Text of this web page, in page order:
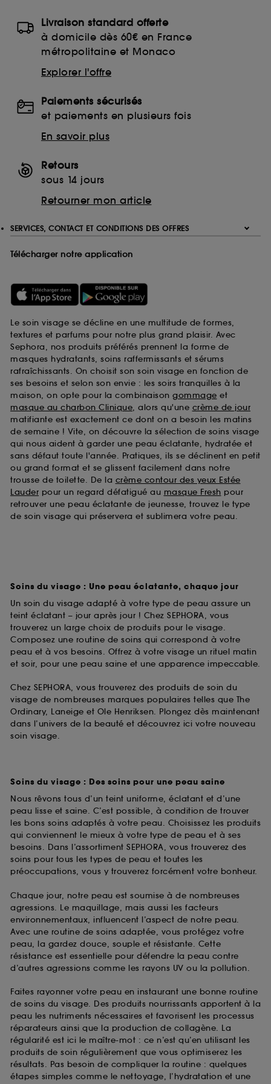
Livraison standard offerte
à domicile dès 60€ en France
métropolitaine et Monaco
Explorer l'offre
Paiements sécurisés
et paiements en plusieurs fois
En savoir plus
Retours
sous 14 jours
Retourner mon article
SERVICES, CONTACT ET CONDITIONS DES OFFRES
Télécharger notre application
Le soin visage se décline en une multitude de formes,
textures et parfums pour notre plus grand plaisir. Avec
Sephora, nos produits préférés prennent la forme de
masques hydratants, soins raffermissants et sérums
rafraîchissants. On choisit son soin visage en fonction de
ses besoins et selon son envie : les soirs tranquilles à la
maison, on opte pour la combinaison gommage et
masque au charbon Clinique, alors qu'une crème de jour
matifiante est exactement ce dont on a besoin les matins
de semaine ! Vite, on découvre la sélection de soins visage
qui nous aident à garder une peau éclatante, hydratée et
sans défaut toute l'année. Pratiques, ils se déclinent en petit
ou grand format et se glissent facilement dans notre
trousse de toilette. De la crème contour des yeux Estée
Lauder pour un regard défatigué au masque Fresh pour
retrouver une peau éclatante de jeunesse, trouvez le type
de soin visage qui préservera et sublimera votre peau.
Soins du visage : Une peau éclatante, chaque jour
Un soin du visage adapté à votre type de peau assure un
teint éclatant – jour après jour ! Chez SEPHORA, vous
trouverez un large choix de produits pour le visage.
Composez une routine de soins qui correspond à votre
peau et à vos besoins. Offrez à votre visage un rituel matin
et soir, pour une peau saine et une apparence impeccable.
Chez SEPHORA, vous trouverez des produits de soin du
visage de nombreuses marques populaires telles que The
Ordinary, Laneige et Ole Henriksen. Plongez dès maintenant
dans l’univers de la beauté et découvrez ici votre nouveau
soin visage.
Soins du visage : Des soins pour une peau saine
Nous rêvons tous d’un teint uniforme, éclatant et d’une
peau lisse et saine. C’est possible, à condition de trouver
les bons soins adaptés à votre peau. Choisissez les produits
qui conviennent le mieux à votre type de peau et à ses
besoins. Dans l’assortiment SEPHORA, vous trouverez des
soins pour tous les types de peau et toutes les
préoccupations, vous y trouverez forcément votre bonheur.
Chaque jour, notre peau est soumise à de nombreuses
agressions. Le maquillage, mais aussi les facteurs
environnementaux, influencent l’aspect de notre peau.
Avec une routine de soins adaptée, vous protégez votre
peau, la gardez douce, souple et résistante. Cette
résistance est essentielle pour défendre la peau contre
d’autres agressions comme les rayons UV ou la pollution.
Faites rayonner votre peau en instaurant une bonne routine
de soins du visage. Des produits nourrissants apportent à la
peau les nutriments nécessaires et favorisent les processus
réparateurs ainsi que la production de collagène. La
régularité est ici le maître-mot : ce n’est qu’en utilisant les
produits de soin régulièrement que vous optimiserez les
résultats. Pas besoin de compliquer la routine : quelques
étapes simples comme le nettoyage, l’hydratation et une